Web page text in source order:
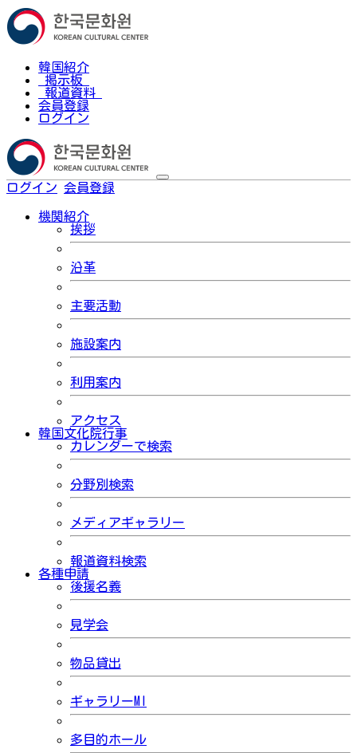
韓国紹介
掲示板
報道資料
会員登録
ログイン
ログイン 会員登録
機関紹介
挨拶
沿革
主要活動
施設案内
利用案内
アクセス
韓国文化院行事
カレンダーで検索
分野別検索
メディアギャラリー
報道資料検索
各種申請
後援名義
見学会
物品貸出
ギャラリーMI
多目的ホール